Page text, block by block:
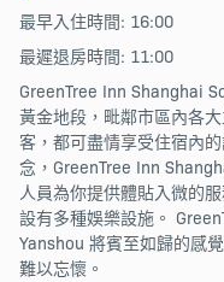
最早入住時間: 16:00
最遲退房時間: 11:00
GreenTree Inn Shanghai
黃金地段，毗鄰市區內各
客，都可盡情享受住宿內
念，GreenTree Inn
人員為你提供體貼入微的
設有多種娛樂設施。
Yanshou 將賓至如歸的感
難以忘懷。